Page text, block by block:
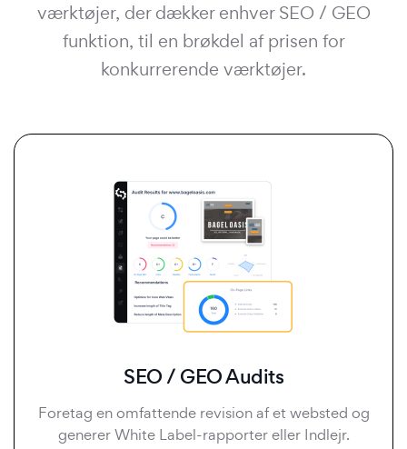
værktøjer, der dækker enhver SEO / GEO
funktion, til en brøkdel af prisen for
konkurrerende værktøjer.
SEO / GEO Audits
Foretag en omfattende revision af et websted og
generer White Label-rapporter eller Indlejr.